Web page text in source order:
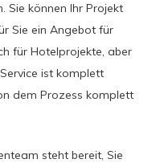
Sie können Ihr Projekt
Sie ein Angebot für
für Hotelprojekte, aber
ist komplett
dem Prozess komplett
steht bereit, Sie